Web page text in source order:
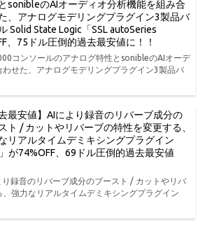
sonibleのAIオーディオ分析機能を組み合
、アナログモデリングプラグイン3製品バ
Solid State Logic「SSL autoSeries
、75ドル圧倒的過去最安値に！！
コンソールのアナログ特性とsonibleのAIオーデ
わせた、アナログモデリングプラグイン3製品バ
去最安値】AIにより録音のリバーブ成分の
ト / カットやリバーブの特性を変更する、
リアルタイムデミキシングプラグイン
が74%OFF、69ドル圧倒的過去最安値
り録音のリバーブ成分のブースト / カットやリバ
強力なリアルタイムデミキシングプラグイン